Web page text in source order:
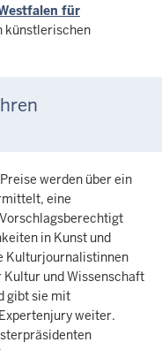
für
künstlerischen
werden über ein
eine
in Kunst und
Kulturjournalistinnen
und Wissenschaft
gibt sie mit
weiter.